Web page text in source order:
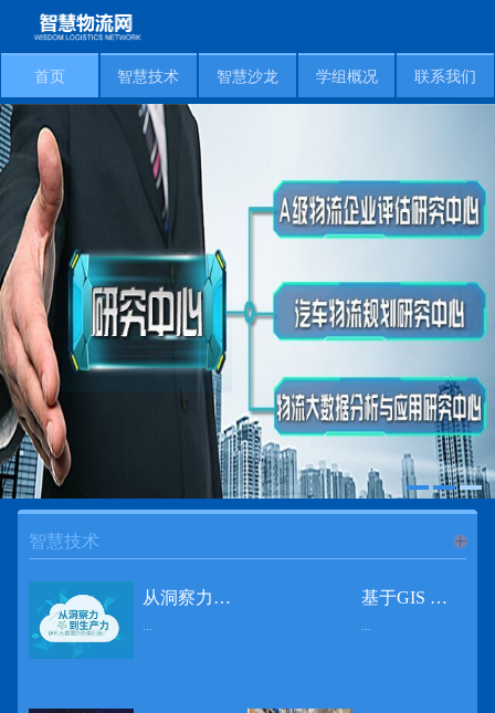
首页 智慧技术 智慧沙龙 学组概况 联系我们
智慧技术
从洞察力到生产力 伊利大数据的价值创造
...
基于GIS 的小城市交通网络分析研究
...